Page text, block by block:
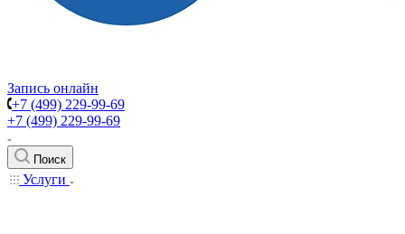
Запись онлайн
+7 (499) 229-99-69
+7 (499) 229-99-69
Поиск
Услуги